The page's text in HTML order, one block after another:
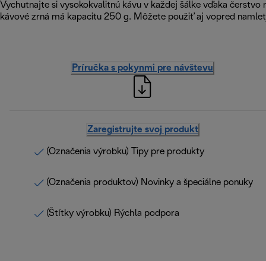
Vychutnajte si vysokokvalitnú kávu v každej šálke vďaka
kávové zrná má kapacitu 250 g. Môžete použiť aj vopred
Príručka s pokynmi pre návštevu
Zaregistrujte svoj produkt
(Označenia výrobku) Tipy pre produkty
(Označenia produktov) Novinky a špeciálne ponuky
(Štítky výrobku) Rýchla podpora